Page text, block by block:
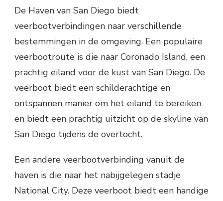
De Haven van San Diego biedt
veerbootverbindingen naar verschillende
bestemmingen in de omgeving. Een populaire
veerbootroute is die naar Coronado Island, een
prachtig eiland voor de kust van San Diego. De
veerboot biedt een schilderachtige en
ontspannen manier om het eiland te bereiken
en biedt een prachtig uitzicht op de skyline van
San Diego tijdens de overtocht.
Een andere veerbootverbinding vanuit de
haven is die naar het nabijgelegen stadje
National City. Deze veerboot biedt een handige